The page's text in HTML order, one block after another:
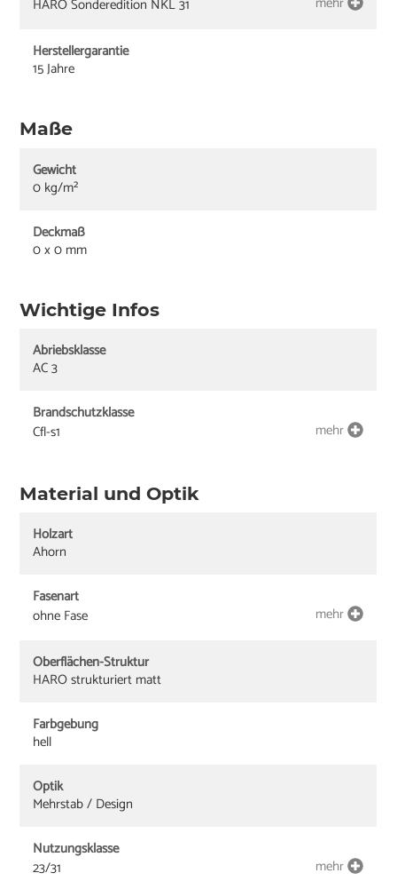
HARO Sonderedition NKL 31
Herstellergarantie
15 Jahre
Maße
Gewicht
0 kg/m²
Deckmaß
0 x 0 mm
Wichtige Infos
Abriebsklasse
AC 3
Brandschutzklasse
Cfl-s1
mehr
Material und Optik
Holzart
Ahorn
Fasenart
ohne Fase
mehr
Oberflächen-Struktur
HARO strukturiert matt
Farbgebung
hell
Optik
Mehrstab / Design
Nutzungsklasse
23/31
mehr